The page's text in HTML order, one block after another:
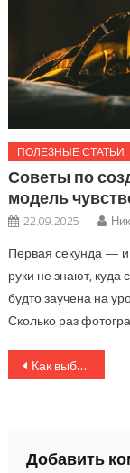
ПОЛЕЗНЫЕ СТАТЬИ
Советы по
модель
22.09.2025
Первая секунда — и
руки не знают, куда
будто заучена на
Сколько раз
Навигация
Как выбрать идеальную камеру для начинающих фотографов в 2025 году
Добавить